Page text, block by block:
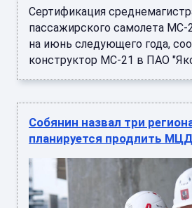
Сертификация
пассажирского самолета МС-
на июнь следующего года,
конструктор МС-21 в ПАО
Собянин назвал три
планируется продлить МЦД